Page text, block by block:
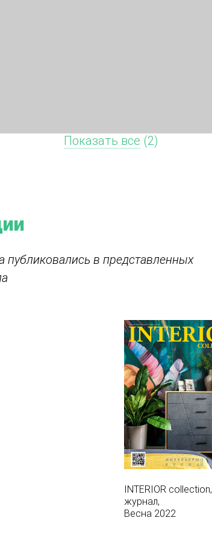
Показать все (2)
публиковались в представленных
INTERIOR collection,
журнал,
Весна 2022